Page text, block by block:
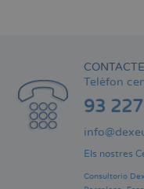
CONTACTE
Telèfon
93
Els nostres
Consultorio